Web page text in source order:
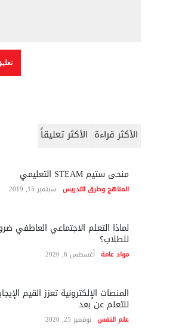
الأكثر قراءة الأكثر تعليقاً
منحى ستيم STEAM التعليمي
المناهج وطرق التدريس سبتمبر 15, 2019
لماذا التعلم الاجتماعي العاطفي
للطلاب؟
مواد عامة أغسطس 6, 2020
المنصات الإلكترونية تعزز القيم
للتعلم عن بعد
علم النفس نوفمبر 25, 2020